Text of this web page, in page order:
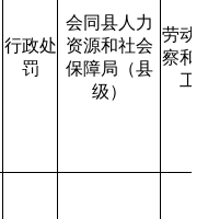
行政处
罚
会同县人力
资源和社会
保障局（县
级）
劳动
察和
工